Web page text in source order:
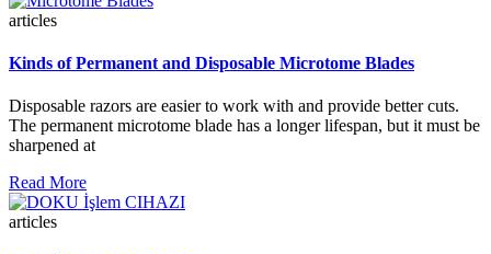
articles
Kinds of Permanent and Disposable Microtome Blades
Disposable razors are easier to work with and provide better cuts.
The permanent microtome blade has a longer lifespan, but it must be
sharpened at
Read More
articles